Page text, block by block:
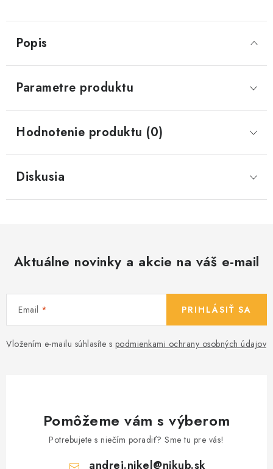
Popis
Parametre produktu
Hodnotenie produktu (0)
Diskusia
Aktuálne novinky a akcie na váš e-mail
Email
Vložením e-mailu súhlasíte s podmienkami ochrany osobných údajov
PRIHLÁSIŤ SA
Pomôžeme vám s výberom
Potrebujete s niečím poradiť? Sme tu pre vás!
andrej.nikel@nikub.sk